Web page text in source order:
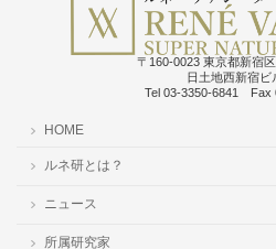
〒160-0023 東京都新宿
日土地西新宿ビ
Tel 03-3350-6841 Fax
HOME
ルネ研とは？
ニュース
所属研究家